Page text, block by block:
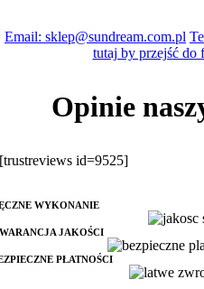
Email: sklep@sundream.com.pl
tutaj by przejść do
Opinie
[trustreviews id=9525]
WYKONANIE
JAKOŚCI
PŁATNOŚCI